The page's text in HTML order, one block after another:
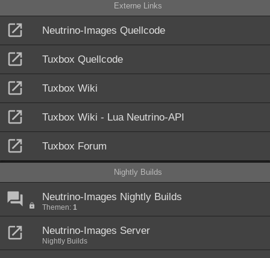
Externe Links
Neutrino-Images Quellcode
Tuxbox Quellcode
Tuxbox Wiki
Tuxbox Wiki - Lua Neutrino-API
Tuxbox Forum
Nightly Builds
Neutrino-Images Nightly Builds
Themen: 1
Neutrino-Images Server
Nightly Builds